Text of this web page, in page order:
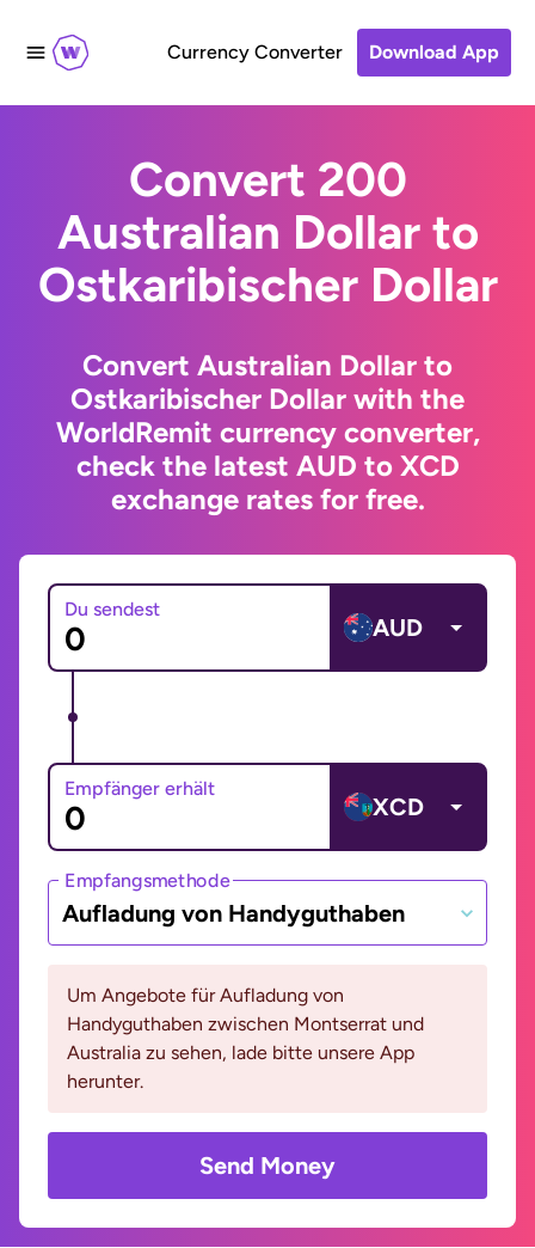
Currency Converter Download App
Convert 200
Australian Dollar to
Ostkaribischer Dollar
Convert Australian Dollar to
Ostkaribischer Dollar with the
WorldRemit currency converter,
check the latest AUD to XCD
exchange rates for free.
Du sendest
AUD
Empfänger erhält
XCD
Empfangsmethode
Aufladung von Handyguthaben
Um Angebote für Aufladung von
Handyguthaben zwischen Montserrat und
Australia zu sehen, lade bitte unsere App
herunter.
Send Money